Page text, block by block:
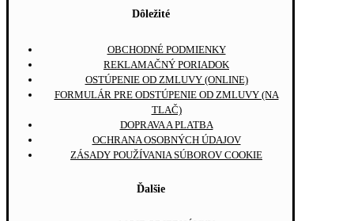
Dôležité
OBCHODNÉ PODMIENKY
REKLAMAČNÝ PORIADOK
OSTÚPENIE OD ZMLUVY (ONLINE)
FORMULÁR PRE ODSTÚPENIE OD ZMLUVY (NA
TLAČ)
DOPRAVA A PLATBA
OCHRANA OSOBNÝCH ÚDAJOV
ZÁSADY POUŽÍVANIA SÚBOROV COOKIE
Ďalšie